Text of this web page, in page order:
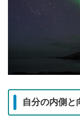
自分の内側と